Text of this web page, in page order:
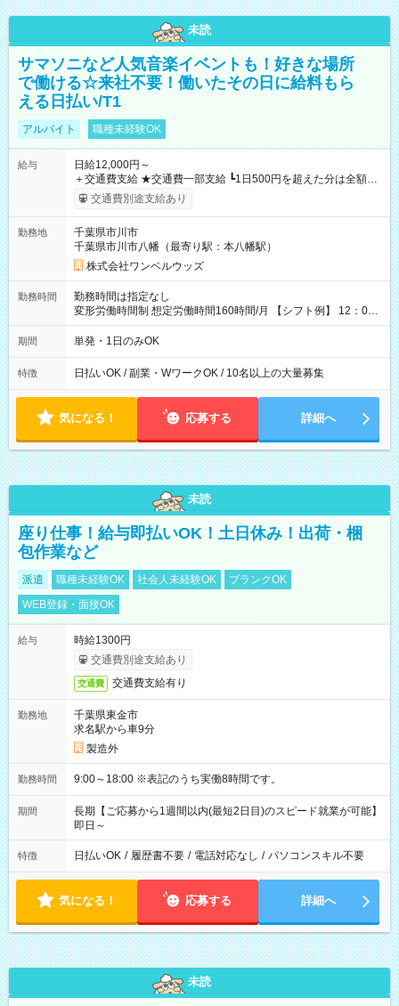
未読
サマソニなど人気音楽イベントも！好きな場所
で働ける☆来社不要！働いたその日に給料もら
える日払い/T1
アルバイト 職種未経験OK
給与
日給12,000円～
＋交通費支給 ★交通費一部支給 ┗1日500円を超えた分は全額支
給！ ※往復500円以内の方は自己負担となります ★日払いOK！
（規定あり） ┗働いたその日に現金GET♪ お仕事後はコンビニ
なし
交通費別途支給あり
勤務地
千葉県市川市
千葉県市川市八幡（最寄り駅：本八幡駅）
株式会社ワンベルウッズ
勤務時間
勤務時間は指定なし
変形労働時間制 想定労働時間160時間/月 【シフト例】 12：00
～22：00
期間 単発・1日のみOK
特徴 日払いOK / 副業・WワークOK / 10名以上の大量募集
気になる！ 応募する 詳細へ
未読
座り仕事！給与即払いOK！土日休み！出荷・梱
包作業など
派遣 職種未経験OK 社会人未経験OK
ブランクOK
WEB登録・面接OK
給与
時給1300円
交通費別途支給あり
交通費 交通費支給有り
勤務地
千葉県東金市
求名駅から車9分
製造外
勤務時間 9:00～18:00 ※表記のうち実働8時間です。
期間
長期【ご応募から1週間以内(最短2日目)のスピード就業が可能】
即日～
特徴 日払いOK / 履歴書不要 / 電話対応なし / パソコンスキル不要
気になる！ 応募する 詳細へ
未読